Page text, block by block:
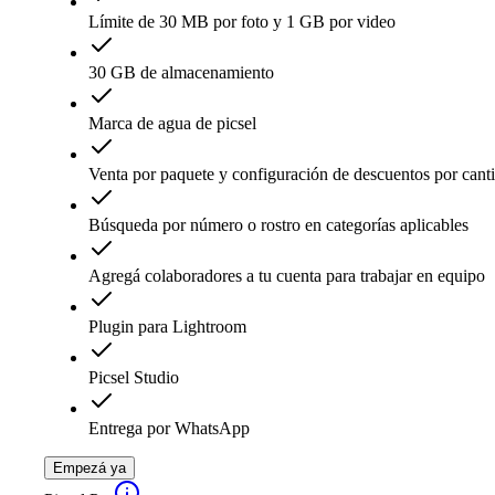
Límite de 30 MB por foto y 1 GB por video
30 GB de almacenamiento
Marca de agua de picsel
Venta por paquete y configuración de descuentos por
Búsqueda por número o rostro en categorías aplicables
Agregá colaboradores a tu cuenta para trabajar en equipo
Plugin para Lightroom
Picsel Studio
Entrega por WhatsApp
Empezá ya